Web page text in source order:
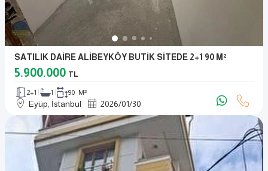
SATILIK DAİRE ALİBEYKÖY BUTİK SİTEDE 2+1 90 M²
5.900.000 TL
2+1 1 90 M²
Eyüp, İstanbul 2026/01/30